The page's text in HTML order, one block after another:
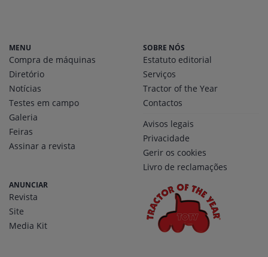
MENU
Compra de máquinas
Diretório
Notícias
Testes em campo
Galeria
Feiras
Assinar a revista
SOBRE NÓS
Estatuto editorial
Serviços
Tractor of the Year
Contactos
Avisos legais
Privacidade
Gerir os cookies
Livro de reclamações
ANUNCIAR
Revista
Site
Media Kit